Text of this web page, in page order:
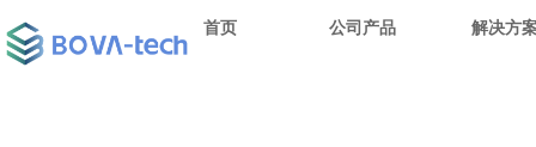
首页 公司产品 解决方